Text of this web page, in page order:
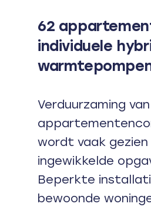
62
individuele
Verduurzaming van
wordt vaak gezien
ingewikkelde
Beperkte
bewoonde